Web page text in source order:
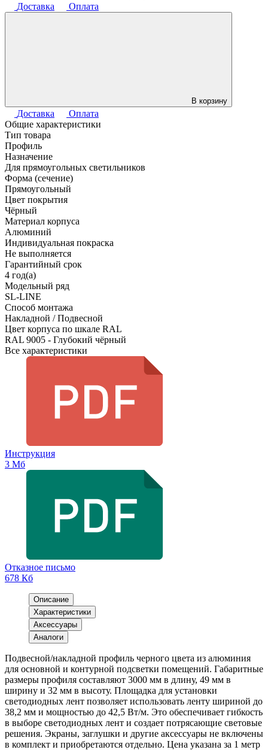
Доставка
Оплата
В корзину
Доставка
Оплата
Общие характеристики
Тип товара
Профиль
Назначение
Для прямоугольных светильников
Форма (сечение)
Прямоугольный
Цвет покрытия
Чёрный
Материал корпуса
Алюминий
Индивидуальная покраска
Не выполняется
Гарантийный срок
4 год(а)
Модельный ряд
SL-LINE
Способ монтажа
Накладной / Подвесной
Цвет корпуса по шкале RAL
RAL 9005 - Глубокий чёрный
Все характеристики
Инструкция
3 Мб
Отказное письмо
678 Кб
Описание
Характеристики
Аксессуары
Аналоги
Подвесной/накладной профиль черного цвета из алюминия
для основной и контурной подсветки помещений. Габаритные
размеры профиля составляют 3000 мм в длину, 49 мм в
ширину и 32 мм в высоту. Площадка для установки
светодиодных лент позволяет использовать ленту шириной до
38,2 мм и мощностью до 42,5 Вт/м. Это обеспечивает гибкость
в выборе светодиодных лент и создает потрясающие световые
решения. Экраны, заглушки и другие аксессуары не включены
в комплект и приобретаются отдельно. Цена указана за 1 метр